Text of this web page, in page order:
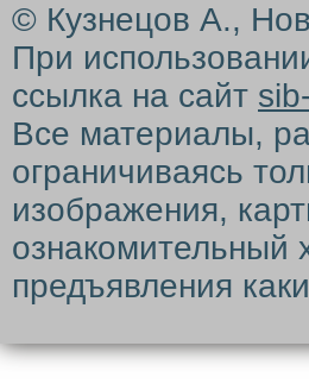
© Кузнецов А.,
При
ссылка на сайт
Все материалы,
ограничиваясь
изображения,
ознакомительный
предъявления